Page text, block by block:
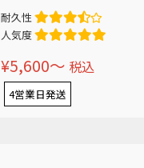
耐久性
人気度
¥5,600〜 税込
4営業日発送